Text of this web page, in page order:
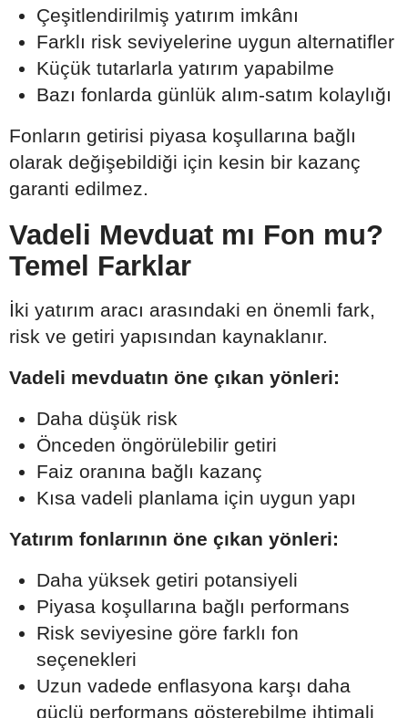
Çeşitlendirilmiş yatırım imkânı
Farklı risk seviyelerine uygun alternatifler
Küçük tutarlarla yatırım yapabilme
Bazı fonlarda günlük alım-satım kolaylığı
Fonların getirisi piyasa koşullarına bağlı
olarak değişebildiği için kesin bir kazanç
garanti edilmez.
Vadeli Mevduat mı Fon mu?
Temel Farklar
İki yatırım aracı arasındaki en önemli fark,
risk ve getiri yapısından kaynaklanır.
Vadeli mevduatın öne çıkan yönleri:
Daha düşük risk
Önceden öngörülebilir getiri
Faiz oranına bağlı kazanç
Kısa vadeli planlama için uygun yapı
Yatırım fonlarının öne çıkan yönleri:
Daha yüksek getiri potansiyeli
Piyasa koşullarına bağlı performans
Risk seviyesine göre farklı fon
seçenekleri
Uzun vadede enflasyona karşı daha
güçlü performans gösterebilme ihtimali